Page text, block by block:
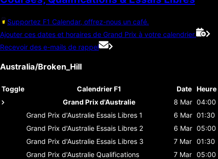
Supportez F1 Calendar, offrez-nous un café.
Ajouter ces dates et horaires de Grand Prix à votre calendrier.
Recevoir des e-mails de rappel
Australia/Broken_Hill
Toggle Calendrier F1 Date Heure
Grand Prix d'Australie
8 Mar 04:00
Grand Prix d'Australie Essais Libres 1 6 Mar 01:30
Grand Prix d'Australie Essais Libres 2 6 Mar 05:00
Grand Prix d'Australie Essais Libres 3 7 Mar 01:30
Grand Prix d'Australie Qualifications 7 Mar 05:00